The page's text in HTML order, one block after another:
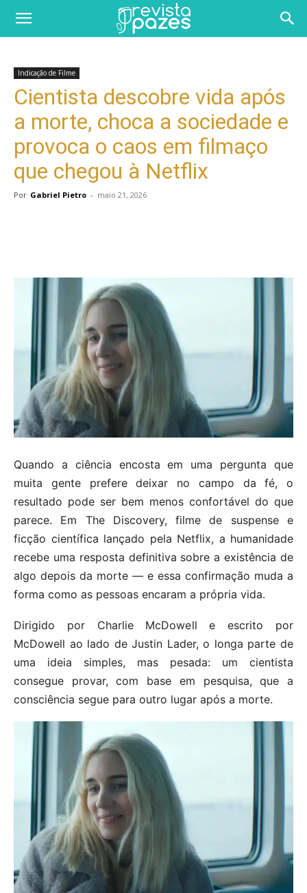
Indicação de Filme
Cientista descobre vida após
a morte, choca a sociedade e
provoca o caos em filmaço
que chegou à Netflix
Por Gabriel Pietro - maio 21, 2026
Quando a ciência encosta em uma pergunta que
muita gente prefere deixar no campo da fé, o
resultado pode ser bem menos confortável do que
parece. Em The Discovery, filme de suspense e
ficção científica lançado pela Netflix, a humanidade
recebe uma resposta definitiva sobre a existência de
algo depois da morte — e essa confirmação muda a
forma como as pessoas encaram a própria vida.
Dirigido por Charlie McDowell e escrito por
McDowell ao lado de Justin Lader, o longa parte de
uma ideia simples, mas pesada: um cientista
consegue provar, com base em pesquisa, que a
consciência segue para outro lugar após a morte.